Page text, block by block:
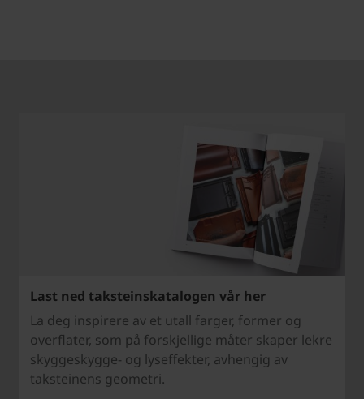
Last ned taksteinskatalogen vår her
La deg inspirere av et utall farger, former og
overflater, som på forskjellige måter skaper lekre
skyggeskygge- og lyseffekter, avhengig av
taksteinens geometri.